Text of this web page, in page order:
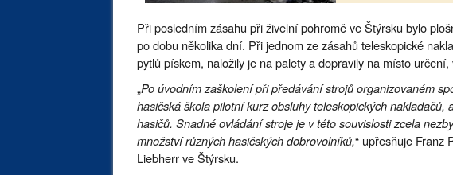
Při posledním zásahu při živelní pohromě ve Štýrsku bylo
po dobu několika dní. Při jednom ze zásahů teleskopické
pytlů pískem, naložily je na palety a dopravily na místo
„Po úvodním zaškolení při předávání strojů organizovaném
hasičská škola pilotní kurz obsluhy teleskopických
hasičů. Snadné ovládání stroje je v této souvislosti zcela
množství různých hasičských dobrovolníků,“ upřesňuje Franz
Liebherr ve Štýrsku.